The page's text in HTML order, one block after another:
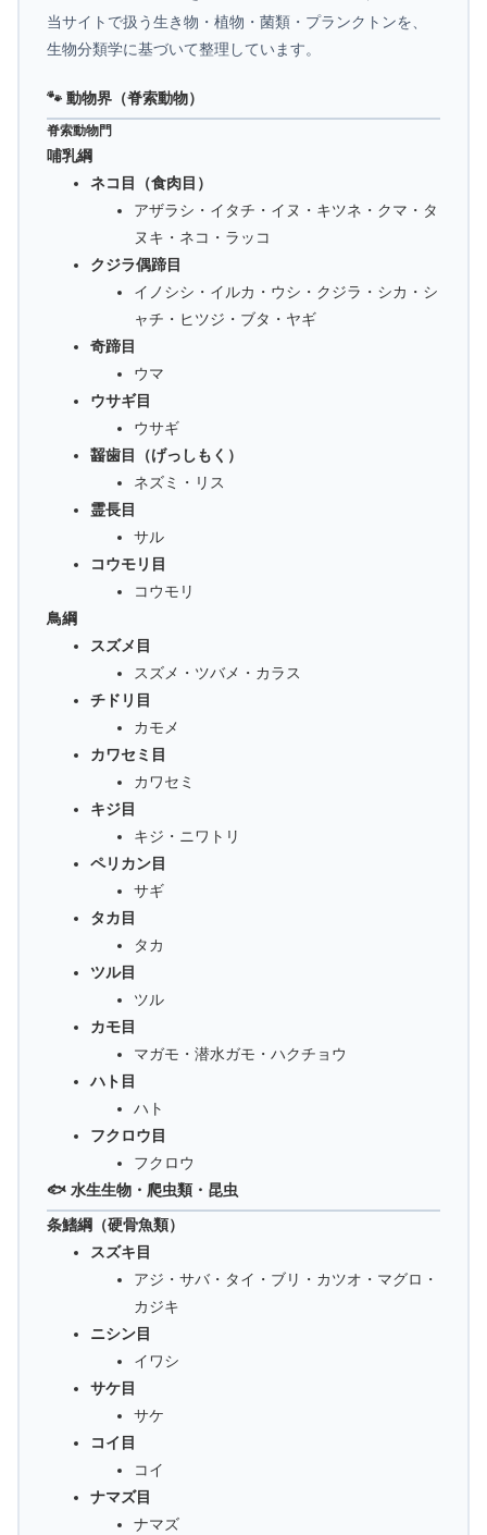
当サイトで扱う生き物・植物・菌類・プランクトンを、
生物分類学に基づいて整理しています。
🐾 動物界（脊索動物）
脊索動物門
哺乳綱
ネコ目（食肉目）
アザラシ・イタチ・イヌ・キツネ・クマ・タ
ヌキ・ネコ・ラッコ
クジラ偶蹄目
イノシシ・イルカ・ウシ・クジラ・シカ・シ
ャチ・ヒツジ・ブタ・ヤギ
奇蹄目
ウマ
ウサギ目
ウサギ
齧歯目（げっしもく）
ネズミ・リス
霊長目
サル
コウモリ目
コウモリ
鳥綱
スズメ目
スズメ・ツバメ・カラス
チドリ目
カモメ
カワセミ目
カワセミ
キジ目
キジ・ニワトリ
ペリカン目
サギ
タカ目
タカ
ツル目
ツル
カモ目
マガモ・潜水ガモ・ハクチョウ
ハト目
ハト
フクロウ目
フクロウ
🐟 水生生物・爬虫類・昆虫
条鰭綱（硬骨魚類）
スズキ目
アジ・サバ・タイ・ブリ・カツオ・マグロ・
カジキ
ニシン目
イワシ
サケ目
サケ
コイ目
コイ
ナマズ目
ナマズ